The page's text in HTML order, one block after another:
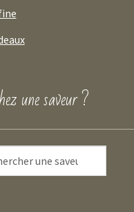
une saveur ?